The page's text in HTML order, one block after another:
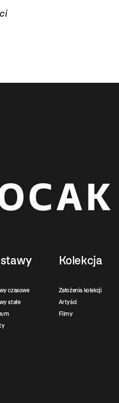
czasowe
stałe
Kolekcja
Założenia kolekcji
Artyści
Filmy